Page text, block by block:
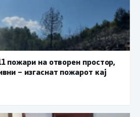
пожари на отворен простор,
– изгаснат пожарот кај